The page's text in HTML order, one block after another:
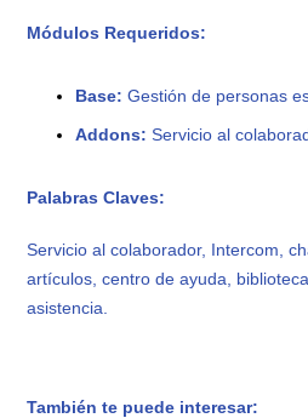
Módulos Requeridos:
Base: Gestión de personas
Addons: Servicio al
Palabras Claves:
Servicio al colaborador, Intercom,
artículos, centro de ayuda,
asistencia.
También te puede interesar: